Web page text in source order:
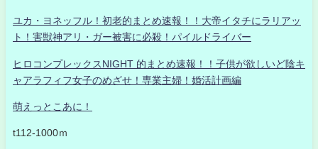
ユカ・ヨネッフル！初老的まとめ速報！！大帝イタチにラリアッ
ト！害獣神アリ・ガー被害に必殺！パイルドライバー
ヒロコンプレックスNIGHT 的まとめ速報！！子供が欲しいど陰キ
ャアラフィフ女子のめざせ！専業主婦！婚活計画編
萌えっとこあに！
t112-1000ｍ